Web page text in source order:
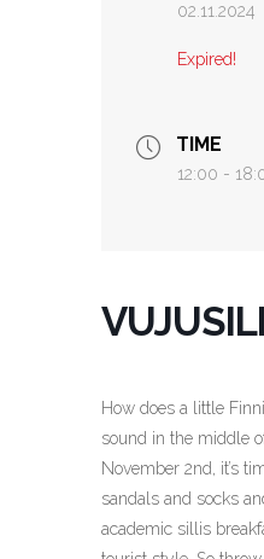
02.11.2024
Expired!
TIME
12:00 -
How does a little
sound in the middle
November 2nd, it’s
sandals and socks
academic sillis